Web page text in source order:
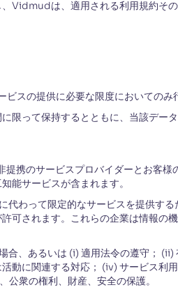
Vidmudは、適用される利用規約そ
スの提供に必要な限度においてのみ
限って保持するとともに、当該デー
携のサービスプロバイダーとお客様
能サービスが含まれます。
わって限定的なサービスを提供する
可されます。これらの企業は情報の
合、あるいは (i) 適用法令の遵守； (ii)
動に関連する対応； (iv) サービス利
衆の権利、財産、安全の保護。